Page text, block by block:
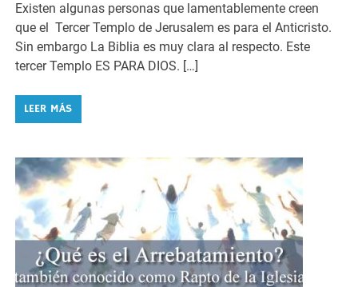
Existen algunas personas que lamentablemente creen
que el Tercer Templo de Jerusalem es para el Anticristo.
Sin embargo La Biblia es muy clara al respecto. Este
tercer Templo ES PARA DIOS. […]
LEER MÁS